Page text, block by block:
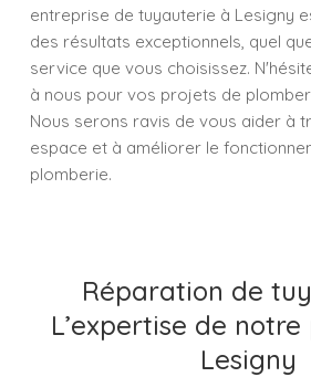
entreprise de tuyauterie à Lesigny
des résultats exceptionnels, quel
service que vous choisissez.
à nous pour vos projets de
Nous serons ravis de vous aider à
espace et à améliorer le
plomberie.
Réparation de
L’expertise de
Lesigny